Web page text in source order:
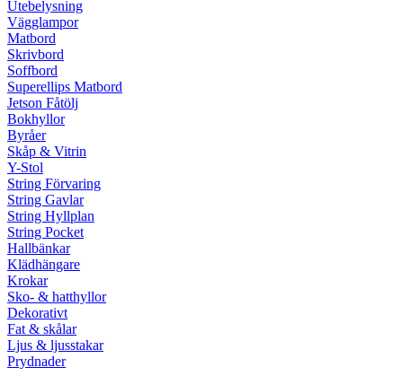
Utebelysning
Vägglampor
Matbord
Skrivbord
Soffbord
Superellips Matbord
Jetson Fåtölj
Bokhyllor
Byråer
Skåp & Vitrin
Y-Stol
String Förvaring
String Gavlar
String Hyllplan
String Pocket
Hallbänkar
Klädhängare
Krokar
Sko- & hatthyllor
Dekorativt
Fat & skålar
Ljus & ljusstakar
Prydnader